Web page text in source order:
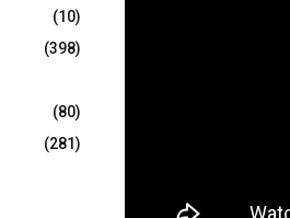
(10)
(398)
(80)
(281)